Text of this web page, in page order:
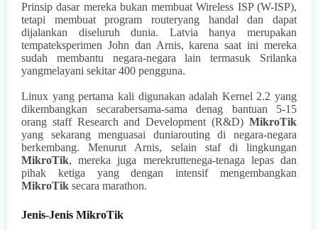
Prinsip dasar mereka bukan membuat Wireless ISP (W-ISP),
tetapi membuat program routeryang handal dan dapat
dijalankan diseluruh dunia. Latvia hanya merupakan
tempateksperimen John dan Arnis, karena saat ini mereka
sudah membantu negara-negara lain termasuk Srilanka
yangmelayani sekitar 400 pengguna.
Linux yang pertama kali digunakan adalah Kernel 2.2 yang
dikembangkan secarabersama-sama denag bantuan 5-15
orang staff Research and Development (R&D) MikroTik
yang sekarang menguasai duniarouting di negara-negara
berkembang. Menurut Arnis, selain staf di lingkungan
MikroTik, mereka juga merekruttenega-tenaga lepas dan
pihak ketiga yang dengan intensif mengembangkan
MikroTik secara marathon.
Jenis-Jenis MikroTik